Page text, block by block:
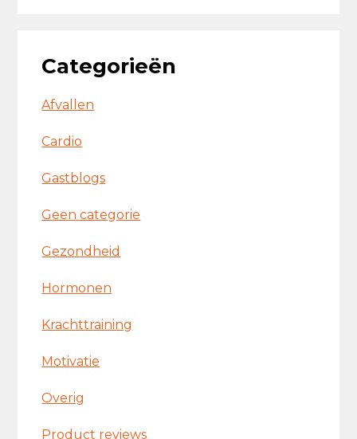
Categorieën
Afvallen
Cardio
Gastblogs
Geen categorie
Gezondheid
Hormonen
Krachttraining
Motivatie
Overig
Product reviews